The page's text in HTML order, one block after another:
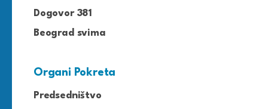
Dogovor 381
Beograd svima
Organi Pokreta
Predsedništvo